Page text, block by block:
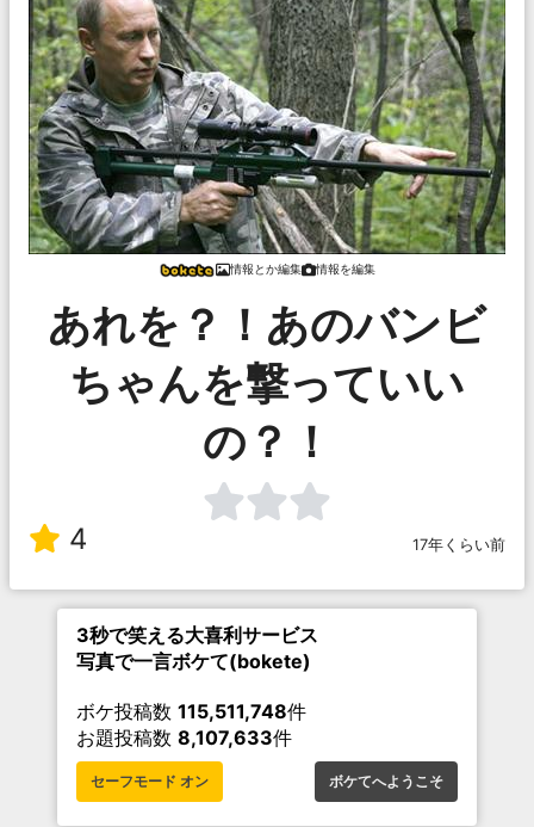
情報とか編集 情報を編集
あれを？！あのバンビ
ちゃんを撃っていい
の？！
4 17年くらい前
3秒で笑える大喜利サービス
写真で一言ボケて(bokete)
ボケ投稿数 115,511,748件
お題投稿数 8,107,633件
セーフモード オン ボケてへようこそ